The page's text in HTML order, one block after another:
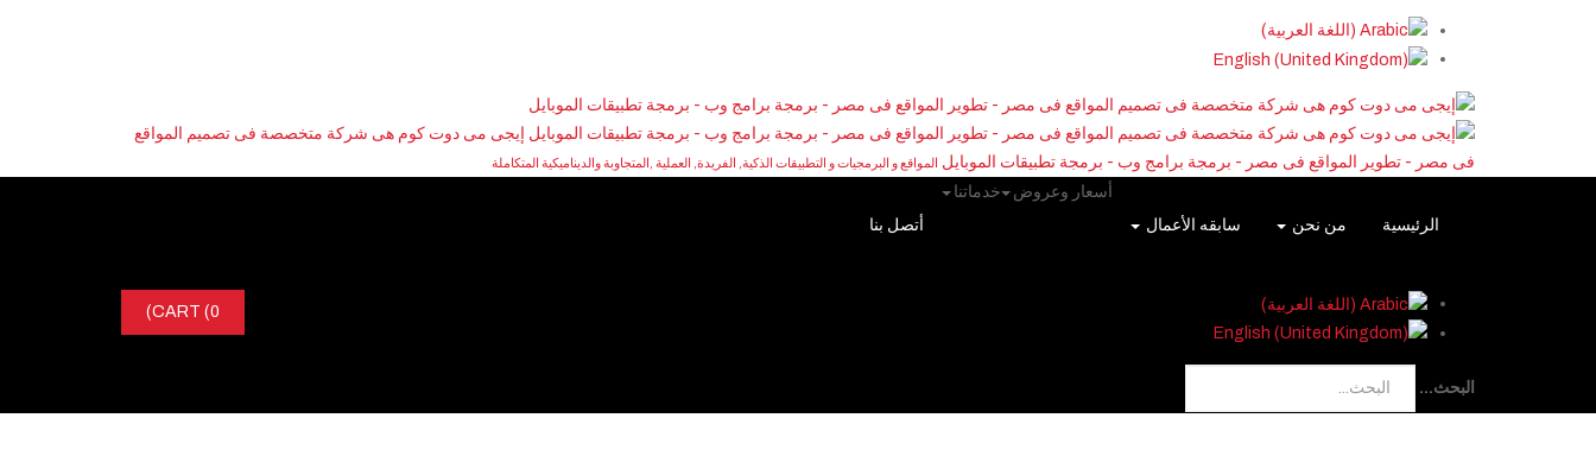
إيجى مى دوت كوم هى شركة متخصصة فى تصميم المواقع
فى مصر - تطوير المواقع فى مصر - برمجة برامج وب - برمجة تطبيقات الموبايل
المواقع و البرمجيات و التطبيقات الذكية, الفريدة, العملية ,المتجاوبة والديناميكية المتكاملة
الرئيسية من نحن سابقه الأعمال
أسعار وعروض
خدماتنا
أتصل بنا
CART (0)
البحث...